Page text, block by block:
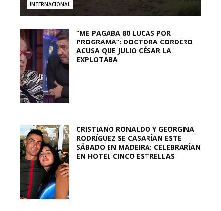
INTERNACIONAL
“ME PAGABA 80 LUCAS POR
PROGRAMA”: DOCTORA CORDERO
ACUSA QUE JULIO CÉSAR LA
EXPLOTABA
CRISTIANO RONALDO Y GEORGINA
RODRÍGUEZ SE CASARÍAN ESTE
SÁBADO EN MADEIRA: CELEBRARÍAN
EN HOTEL CINCO ESTRELLAS